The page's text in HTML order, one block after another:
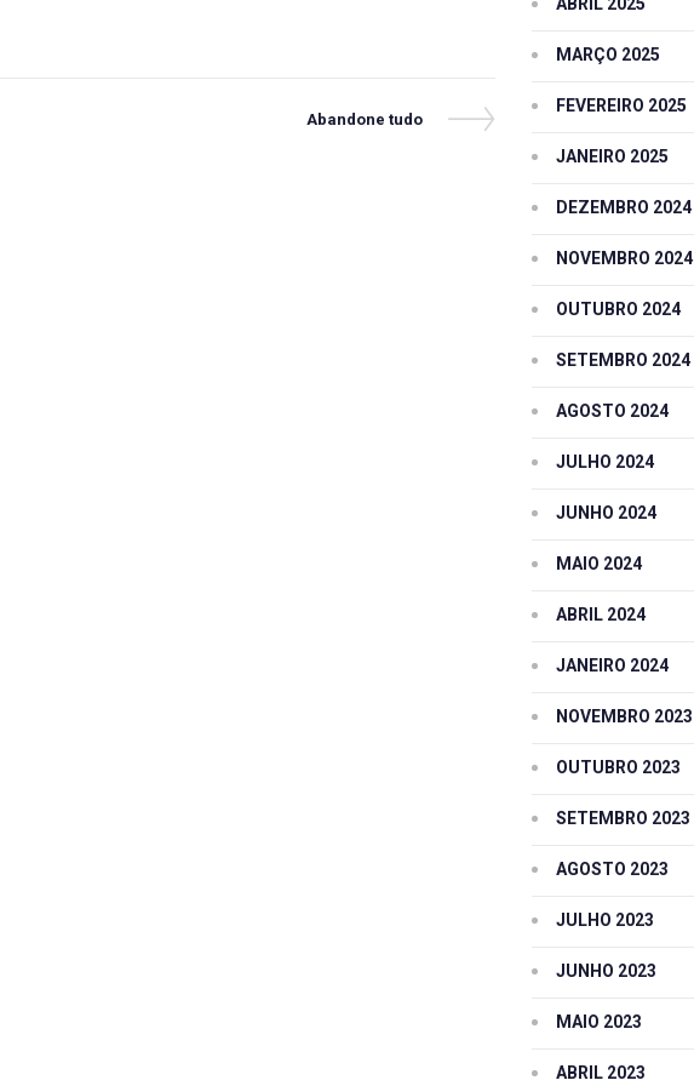
Next
Abandone tudo
MARÇO 2025
FEVEREIRO 2025
JANEIRO 2025
DEZEMBRO 2024
NOVEMBRO 2024
OUTUBRO 2024
SETEMBRO 2024
AGOSTO 2024
JULHO 2024
JUNHO 2024
MAIO 2024
ABRIL 2024
JANEIRO 2024
NOVEMBRO 2023
OUTUBRO 2023
SETEMBRO 2023
AGOSTO 2023
JULHO 2023
JUNHO 2023
MAIO 2023
ABRIL 2023